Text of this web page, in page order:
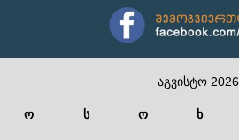
აგვისტო 2026
ო ს ო ხ